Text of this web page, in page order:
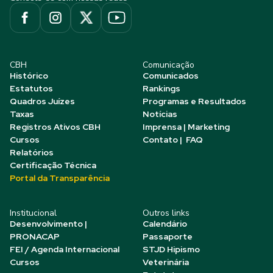
CBH
Histórico
Estatutos
Quadros Juízes
Taxas
Registros Ativos CBH
Cursos
Relatórios
Certificação Técnica
Portal da Transparência
Comunicação
Comunicados
Rankings
Programas e Resultados
Notícias
Imprensa | Marketing
Contato | FAQ
Institucional
Desenvolvimento |
PRONACAP
FEI / Agenda Internacional
Cursos
Outros links
Calendário
Passaporte
STJD Hipismo
Veterinária